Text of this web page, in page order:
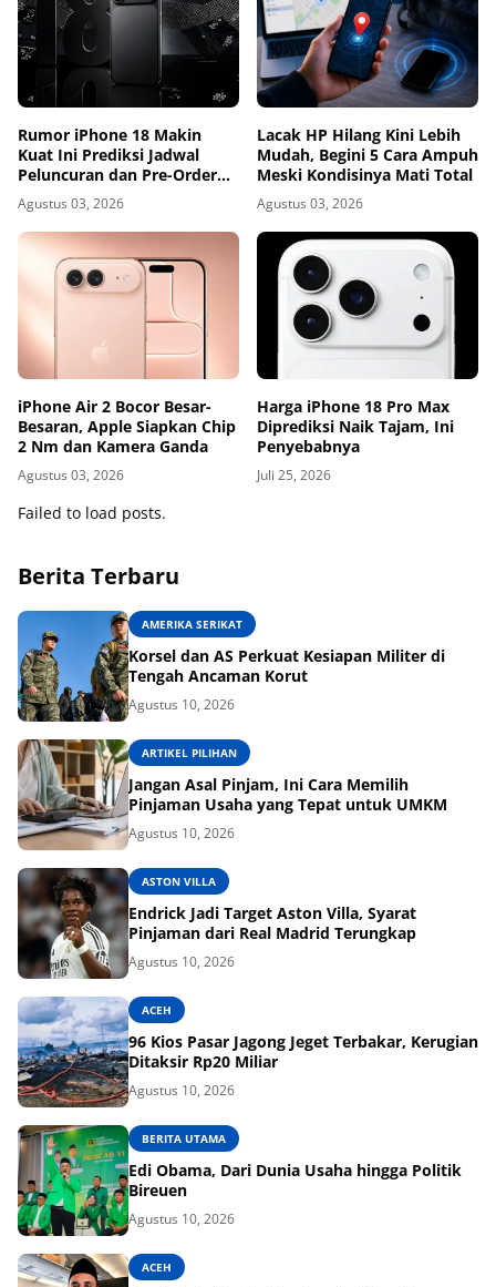
Rumor iPhone 18 Makin
Kuat Ini Prediksi Jadwal
Peluncuran dan Pre-Order
Apple
Agustus 03, 2026
Lacak HP Hilang Kini Lebih
Mudah, Begini 5 Cara Ampuh
Meski Kondisinya Mati Total
Agustus 03, 2026
iPhone Air 2 Bocor Besar-
Besaran, Apple Siapkan Chip
2 Nm dan Kamera Ganda
Agustus 03, 2026
Harga iPhone 18 Pro Max
Diprediksi Naik Tajam, Ini
Penyebabnya
Juli 25, 2026
Failed to load posts.
Berita Terbaru
AMERIKA SERIKAT
Korsel dan AS Perkuat Kesiapan Militer di
Tengah Ancaman Korut
Agustus 10, 2026
ARTIKEL PILIHAN
Jangan Asal Pinjam, Ini Cara Memilih
Pinjaman Usaha yang Tepat untuk UMKM
Agustus 10, 2026
ASTON VILLA
Endrick Jadi Target Aston Villa, Syarat
Pinjaman dari Real Madrid Terungkap
Agustus 10, 2026
ACEH
96 Kios Pasar Jagong Jeget Terbakar, Kerugian
Ditaksir Rp20 Miliar
Agustus 10, 2026
BERITA UTAMA
Edi Obama, Dari Dunia Usaha hingga Politik
Bireuen
Agustus 10, 2026
ACEH